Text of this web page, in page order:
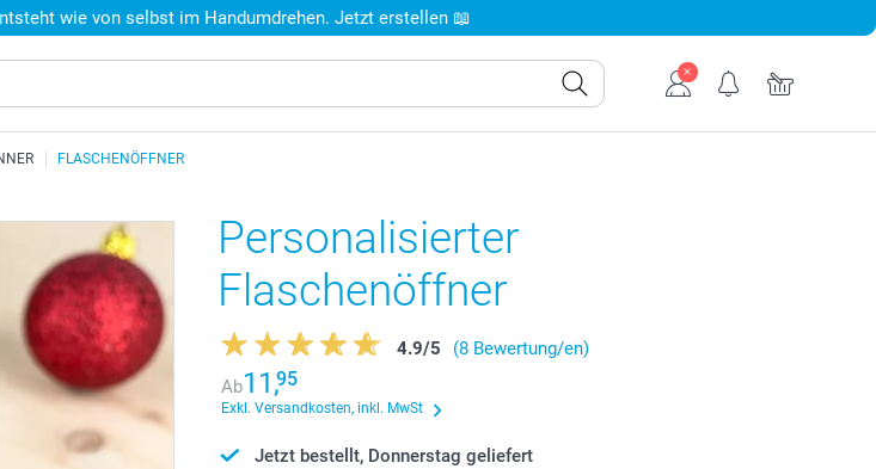
wie von selbst im Handumdrehen. Jetzt erstellen 📖
FLASCHENÖFFNER
Personalisierter
Flaschenöffner
4.9/5
(8 Bewertung/en)
Ab11,95
Exkl. Versandkosten, inkl. MwSt
Jetzt bestellt, Donnerstag geliefert